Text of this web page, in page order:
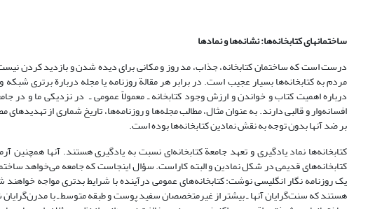
ساختمانهای کتابخانه‌ها: نشانه‌ها و نمادها
درست است که ساختمان کتابخانه، جذاب، مد روز و مکانی برای دیده شدن و بازدید کردن
مردم به کتابخانه‌ها بسیار عجیب است. در برابر هر مقالة روزنامه یا مجله دربارة برتری
درباره اهمیت کتاب و خواندن و ارزش وجود کتابخانه ـ معمولاً عمومی ـ در نزدیکی ما و در
افسانه‌وار و قالبی دارند. به عنوان مثال، مطالب مجله‌ها و روزنامه‌ها، تاریخ شماری از
بر ضد آنها بدون توجه به نقش نمادین کتابخانه‌ها بوده است.
کتابخانه‌ها نماد یادگیری و تعهد جامعة کتابخانه‌ای نسبت به یادگیری هستند. ‌آنها همچنین
کتابخانه‌های قدیمی در شکل نمادین و البته کاراست. سؤال اینجا‌ست که جامعه می‌خواهد
یک روزنامه نگار انگلیسی نوشت: کتابخانه‌های عمومی درآینده با شرایط بدتری مواجه
هستند که سنت‌گرایان آنها ـ بیشتر از غیر‌متخصصان سفید پوست و طبقه متوسط ـ با